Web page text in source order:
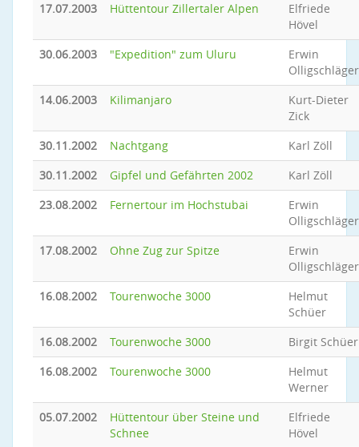
17.07.2003 Hüttentour Zillertaler Alpen
Elfriede
Hövel
30.06.2003
"Expedition" zum Uluru
Erwin
Olligschläger
14.06.2003
Kilimanjaro
Kurt-Dieter
Zick
30.11.2002
Nachtgang
Karl Zöll
30.11.2002
Gipfel und Gefährten 2002
Karl Zöll
23.08.2002
Fernertour im Hochstubai
Erwin
Olligschläger
17.08.2002
Ohne Zug zur Spitze
Erwin
Olligschläger
16.08.2002
Tourenwoche 3000
Helmut
Schüer
16.08.2002
Tourenwoche 3000
Birgit Schüer
16.08.2002
Tourenwoche 3000
Helmut
Werner
05.07.2002
Hüttentour über Steine und
Schnee
Elfriede
Hövel